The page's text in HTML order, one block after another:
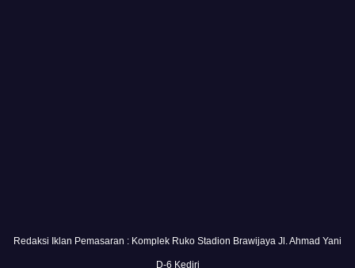
Redaksi Iklan Pemasaran : Komplek Ruko Stadion Brawijaya Jl. Ahmad Yani
D-6 Kediri